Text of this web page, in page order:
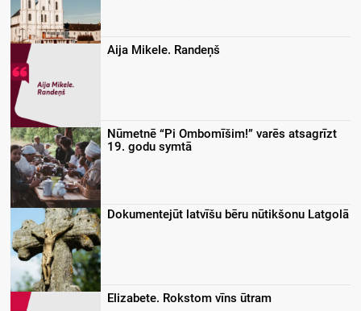
Aija Mikele. Randeņš
Nūmetnē “Pi Ombomīšim!” varēs atsagrīzt
19. godu symtā
Dokumentejūt latvīšu bēru nūtikšonu Latgolā
Elizabete. Rokstom vīns ūtram